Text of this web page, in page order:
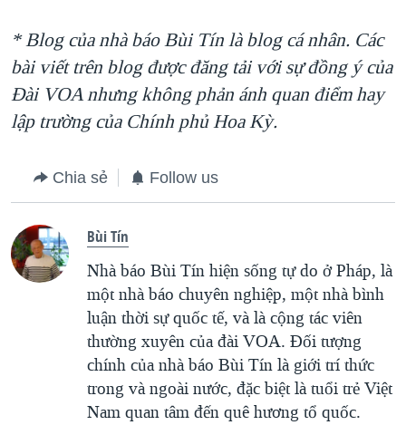
* Blog của nhà báo Bùi Tín là blog cá nhân. Các
bài viết trên blog được đăng tải với sự đồng ý của
Ðài VOA nhưng không phản ánh quan điểm hay
lập trường của Chính phủ Hoa Kỳ.
Chia sẻ Follow us
Bùi Tín
Nhà báo Bùi Tín hiện sống tự do ở Pháp, là
một nhà báo chuyên nghiệp, một nhà bình
luận thời sự quốc tế, và là cộng tác viên
thường xuyên của đài VOA. Ðối tượng
chính của nhà báo Bùi Tín là giới trí thức
trong và ngoài nước, đặc biệt là tuổi trẻ Việt
Nam quan tâm đến quê hương tổ quốc.